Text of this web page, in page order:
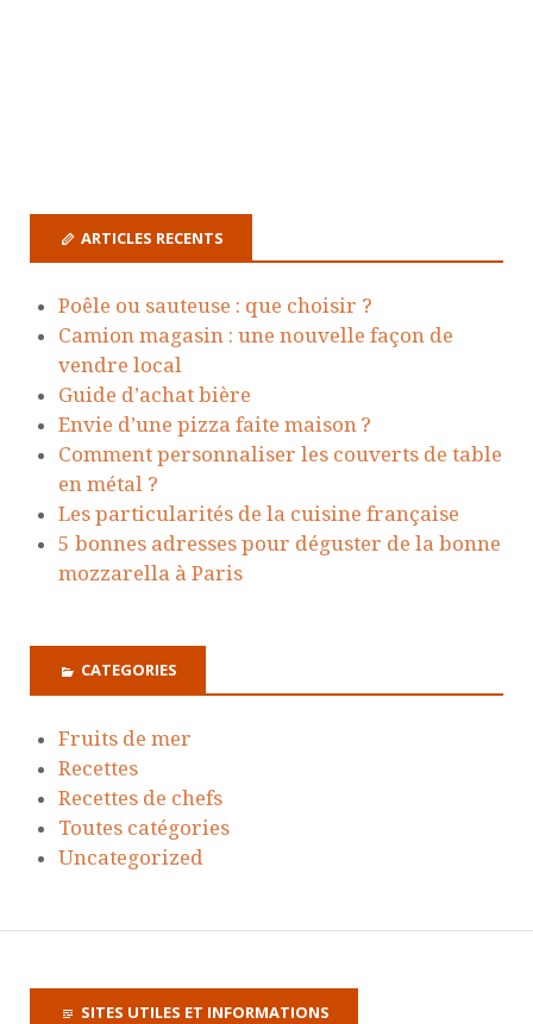
ARTICLES RECENTS
Poêle ou sauteuse : que choisir ?
Camion magasin : une nouvelle façon de
vendre local
Guide d’achat bière
Envie d’une pizza faite maison ?
Comment personnaliser les couverts de table
en métal ?
Les particularités de la cuisine française
5 bonnes adresses pour déguster de la bonne
mozzarella à Paris
CATEGORIES
Fruits de mer
Recettes
Recettes de chefs
Toutes catégories
Uncategorized
SITES UTILES ET INFORMATIONS